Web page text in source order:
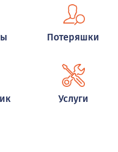
Потеряшки
Услуги